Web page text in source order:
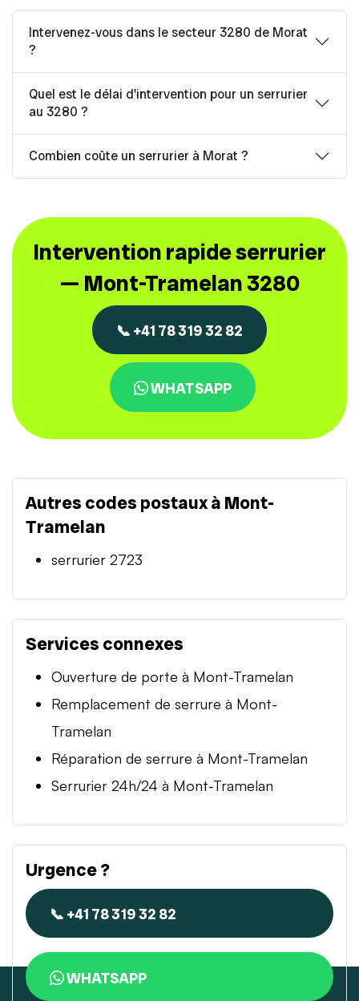
Intervenez-vous dans le secteur 3280 de Morat
?
Quel est le délai d'intervention pour un serrurier
au 3280 ?
Combien coûte un serrurier à Morat ?
Intervention rapide serrurier
— Mont-Tramelan 3280
📞 +41 78 319 32 82
WHATSAPP
Autres codes postaux à Mont-
Tramelan
serrurier 2723
Services connexes
Ouverture de porte à Mont-Tramelan
Remplacement de serrure à Mont-
Tramelan
Réparation de serrure à Mont-Tramelan
Serrurier 24h/24 à Mont-Tramelan
Urgence ?
📞 +41 78 319 32 82
WHATSAPP